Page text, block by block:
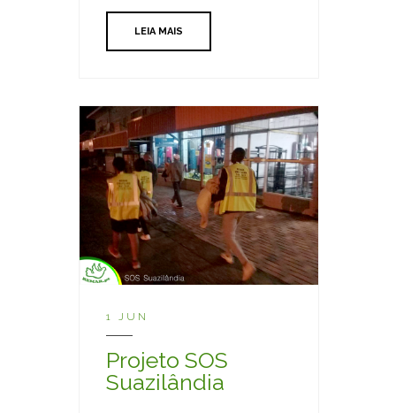
LEIA MAIS
1 JUN
Projeto SOS
Suazilândia